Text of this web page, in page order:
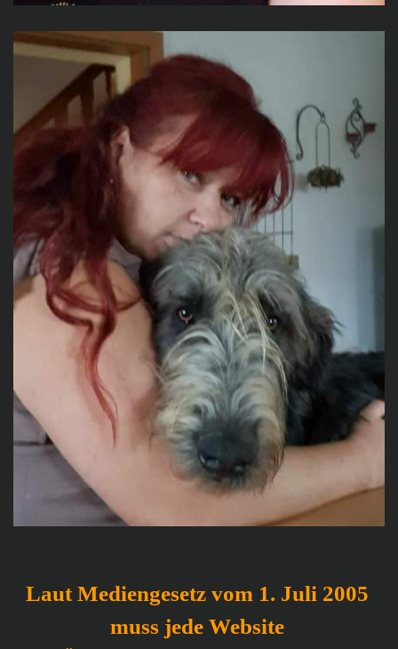
Laut Mediengesetz vom 1. Juli 2005
muss jede Website